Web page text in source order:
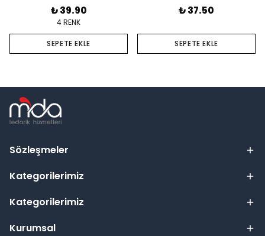
₺ 39.90
4 RENK
SEPETE EKLE
₺ 37.50
SEPETE EKLE
Sözleşmeler
Kategorilerimiz
Kategorilerimiz
Kurumsal